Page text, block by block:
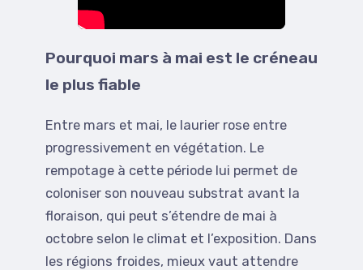
Pourquoi mars à mai est le créneau
le plus fiable
Entre mars et mai, le laurier rose entre
progressivement en végétation. Le
rempotage à cette période lui permet de
coloniser son nouveau substrat avant la
floraison, qui peut s’étendre de mai à
octobre selon le climat et l’exposition. Dans
les régions froides, mieux vaut attendre